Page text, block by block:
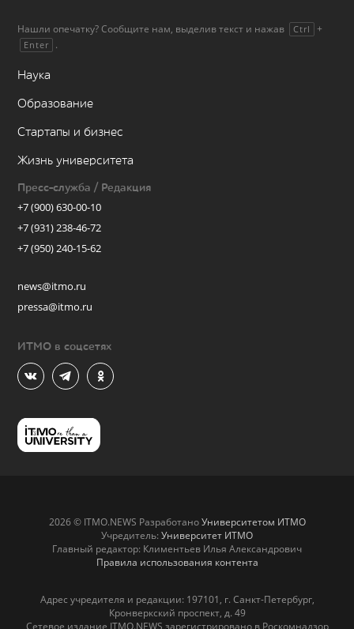
Нашли опечатку? Сообщите нам, выделив текст и нажав Ctrl +
Enter .
Наука
Образование
Стартапы и бизнес
Жизнь университета
Пресс-служба / Редакция
+7 (900) 630-00-10
+7 (931) 238-46-72
+7 (950) 240-15-62
news@itmo.ru
pressa@itmo.ru
ИТМО в соцсетях
2026 © ITMO.NEWS РазработаноУниверситетом ИТМО
Учредитель: Университет ИТМО
Главный редактор: Климентьев Илья Александрович
Правила использования контента
Адрес учредителя и редакции: 197101, г. Санкт-Петербург,
Кронверкский проспект, д. 49
Сетевое издание ITMO.NEWS зарегистрировано в Роскомнадзор